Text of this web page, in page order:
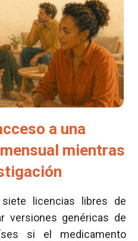
a una
mientras
licencias libres de
versiones genéricas de
si el medicamento